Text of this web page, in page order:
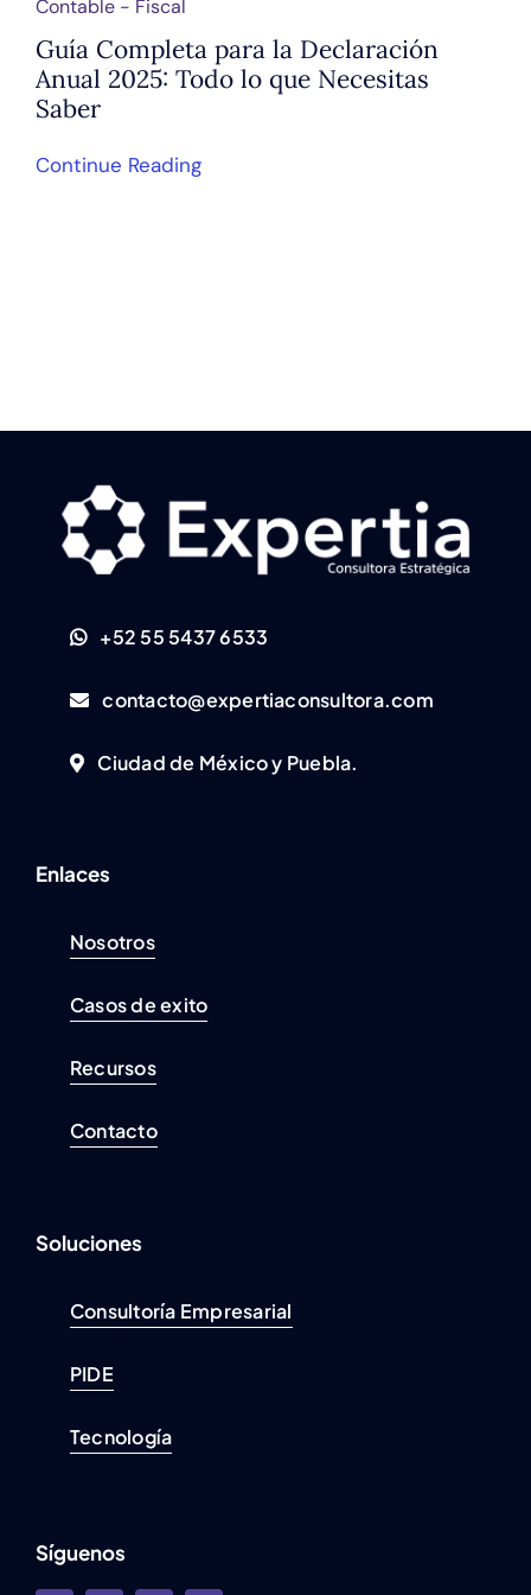
Contable - Fiscal
Guía Completa para la Declaración
Anual 2025: Todo lo que Necesitas
Saber
Continue Reading
+52 55 5437 6533
contacto@expertiaconsultora.com
Ciudad de México y Puebla.
Enlaces
Nosotros
Casos de exito
Recursos
Contacto
Soluciones
Consultoría Empresarial
PIDE
Tecnología
Síguenos